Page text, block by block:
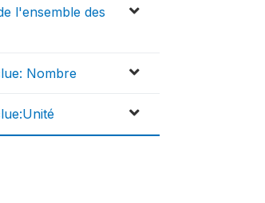
l'ensemble des
Nombre